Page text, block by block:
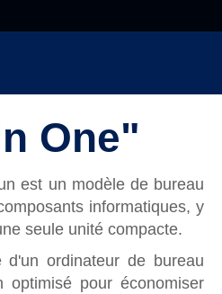
One"
est un modèle de bureau
informatiques, y
seule unité compacte.
ordinateur de bureau
optimisé pour économiser